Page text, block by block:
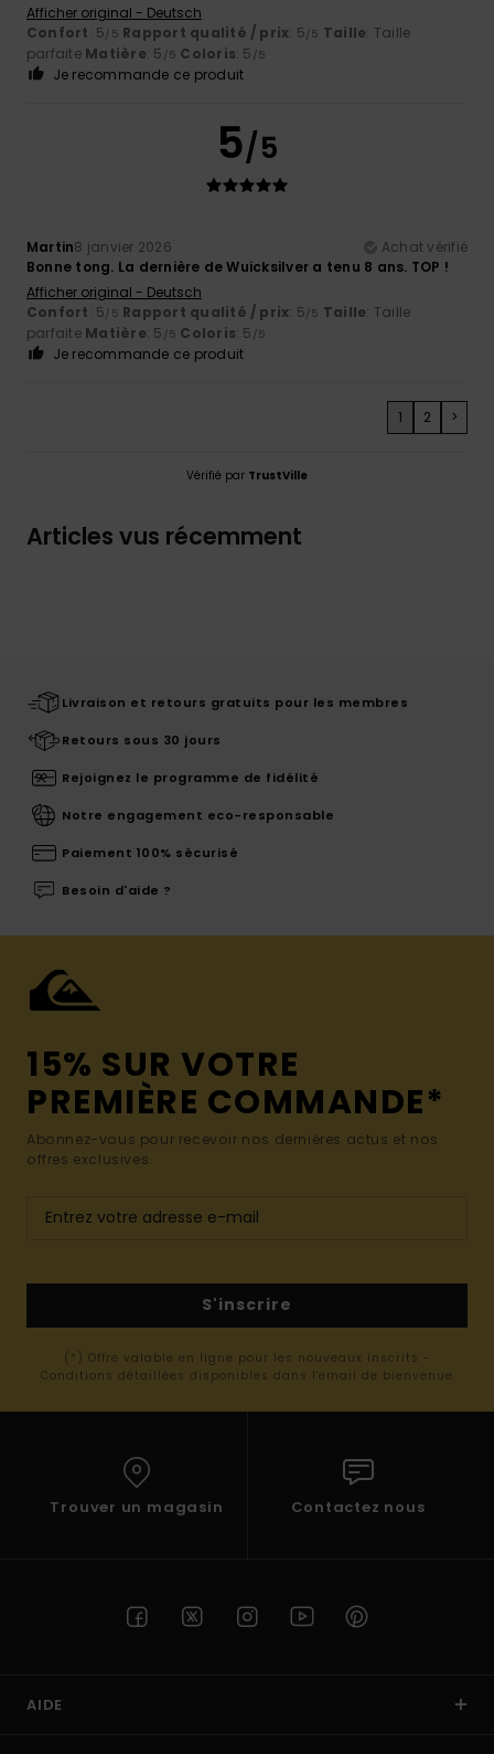
Afficher original - Deutsch
Confort: 5/5 Rapport qualité / prix: 5/5 Taille: Taille
parfaite Matière: 5 /5 Coloris: 5 /5
Je recommande ce produit
5/5
Martin8 janvier 2026
Achat vérifié
Bonne tong. La dernière de Wuicksilver a tenu 8 ans. TOP !
Afficher original - Deutsch
Confort: 5/5 Rapport qualité / prix: 5/5 Taille: Taille
parfaite Matière: 5 /5 Coloris: 5 /5
Je recommande ce produit
1 2 >
Vérifié par TrustVille
Articles vus récemment
Livraison et retours gratuits pour les membres
Retours sous 30 jours
Rejoignez le programme de fidélité
Notre engagement eco-responsable
Paiement 100% sécurisé
Besoin d'aide ?
15% SUR VOTRE
PREMIÈRE COMMANDE*
Abonnez-vous pour recevoir nos dernières actus et nos
offres exclusives.
S'inscrire
(*) Offre valable en ligne pour les nouveaux inscrits -
Conditions détaillées disponibles dans l'email de bienvenue
Trouver un magasin Contactez nous
AIDE